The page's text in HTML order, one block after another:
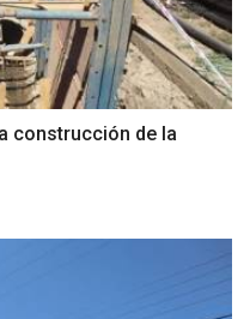
construcción de la